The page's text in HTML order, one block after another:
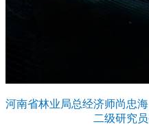
河南省林业局总经济师尚忠
二级研究员